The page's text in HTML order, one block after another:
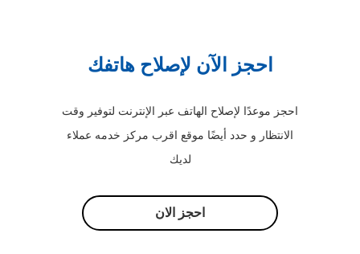
احجز الآن لإصلاح هاتفك
احجز موعدًا لإصلاح الهاتف عبر الإنترنت لتوفير وقت
الانتظار و حدد أيضًا موقع اقرب مركز خدمه عملاء
لديك
احجز الان